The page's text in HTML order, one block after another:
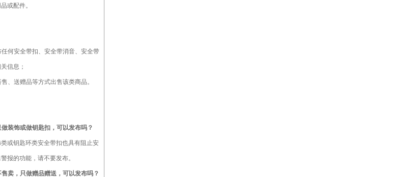
或配件。
任何安全带扣、安全带消音、安全带
信息；
、送赠品等方式出售该类商品。
装饰或做钥匙扣，可以发布吗？
或钥匙环类安全带扣也具有阻止安
报的功能，请不要发布。
卖，只做赠品赠送，可以发布吗？